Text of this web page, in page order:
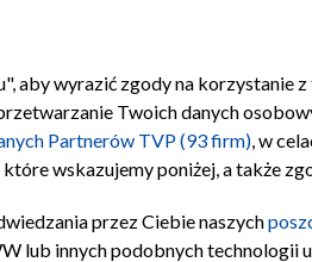
Regulamin TVP Polityka
aby wyrazić zgody na korzystanie
Twoich danych
Partnerów TVP (93 firm), w
wskazujemy poniżej, a także
przez Ciebie naszych
lub innych podobnych technologii